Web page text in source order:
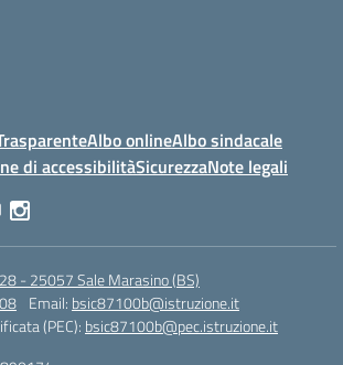
Albo onlineAlbo sindacale
di accessibilitàSicurezzaNote legali
- 25057 Sale Marasino (BS)
Email: bsic87100b@istruzione.it
(PEC): bsic87100b@pec.istruzione.it